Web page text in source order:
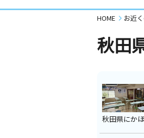
HOME お近
秋田
秋田県にか